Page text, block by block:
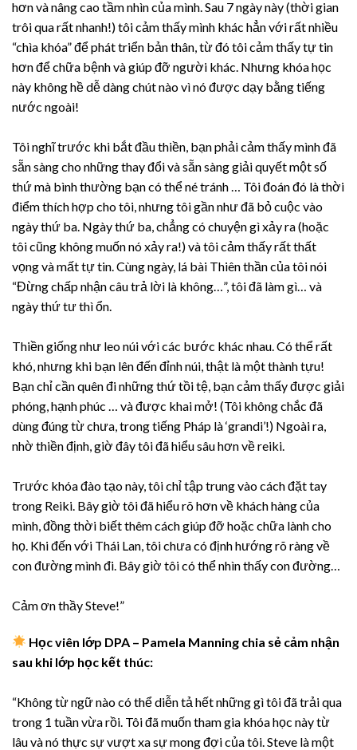
hơn và nâng cao tầm nhìn của mình. Sau 7 ngày này (thời gian
trôi qua rất nhanh!) tôi cảm thấy mình khác hẳn với rất nhiều
“chìa khóa” để phát triển bản thân, từ đó tôi cảm thấy tự tin
hơn để chữa bệnh và giúp đỡ người khác. Nhưng khóa học
này không hề dễ dàng chút nào vì nó được dạy bằng tiếng
nước ngoài!
Tôi nghĩ trước khi bắt đầu thiền, bạn phải cảm thấy mình đã
sẵn sàng cho những thay đổi và sẵn sàng giải quyết một số
thứ mà bình thường bạn có thể né tránh … Tôi đoán đó là thời
điểm thích hợp cho tôi, nhưng tôi gần như đã bỏ cuộc vào
ngày thứ ba. Ngày thứ ba, chẳng có chuyện gì xảy ra (hoặc
tôi cũng không muốn nó xảy ra!) và tôi cảm thấy rất thất
vọng và mất tự tin. Cùng ngày, lá bài Thiên thần của tôi nói
“Đừng chấp nhận câu trả lời là không…”, tôi đã làm gì… và
ngày thứ tư thì ổn.
Thiền giống như leo núi với các bước khác nhau. Có thể rất
khó, nhưng khi bạn lên đến đỉnh núi, thật là một thành tựu!
Bạn chỉ cần quên đi những thứ tồi tệ, bạn cảm thấy được giải
phóng, hạnh phúc … và được khai mở! (Tôi không chắc đã
dùng đúng từ chưa, trong tiếng Pháp là ‘grandi’!) Ngoài ra,
nhờ thiền định, giờ đây tôi đã hiểu sâu hơn về reiki.
Trước khóa đào tạo này, tôi chỉ tập trung vào cách đặt tay
trong Reiki. Bây giờ tôi đã hiểu rõ hơn về khách hàng của
mình, đồng thời biết thêm cách giúp đỡ hoặc chữa lành cho
họ. Khi đến với Thái Lan, tôi chưa có định hướng rõ ràng về
con đường mình đi. Bây giờ tôi có thể nhìn thấy con đường…
Cảm ơn thầy Steve!”
Học viên lớp DPA – Pamela Manning chia sẻ cảm nhận
sau khi lớp học kết thúc:
“Không từ ngữ nào có thể diễn tả hết những gì tôi đã trải qua
trong 1 tuần vừa rồi. Tôi đã muốn tham gia khóa học này từ
lâu và nó thực sự vượt xa sự mong đợi của tôi. Steve là một